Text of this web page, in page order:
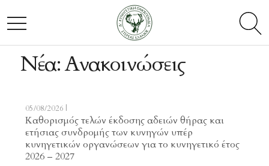
search
TOGGLE NAVIGATION
Νέα: Ανακοινώσεις
05/08/2026 |
Καθορισμός τελών έκδοσης αδειών θήρας και
ετήσιας συνδρομής των κυνηγών υπέρ
κυνηγετικών οργανώσεων για το κυνηγετικό έτος
2026 – 2027